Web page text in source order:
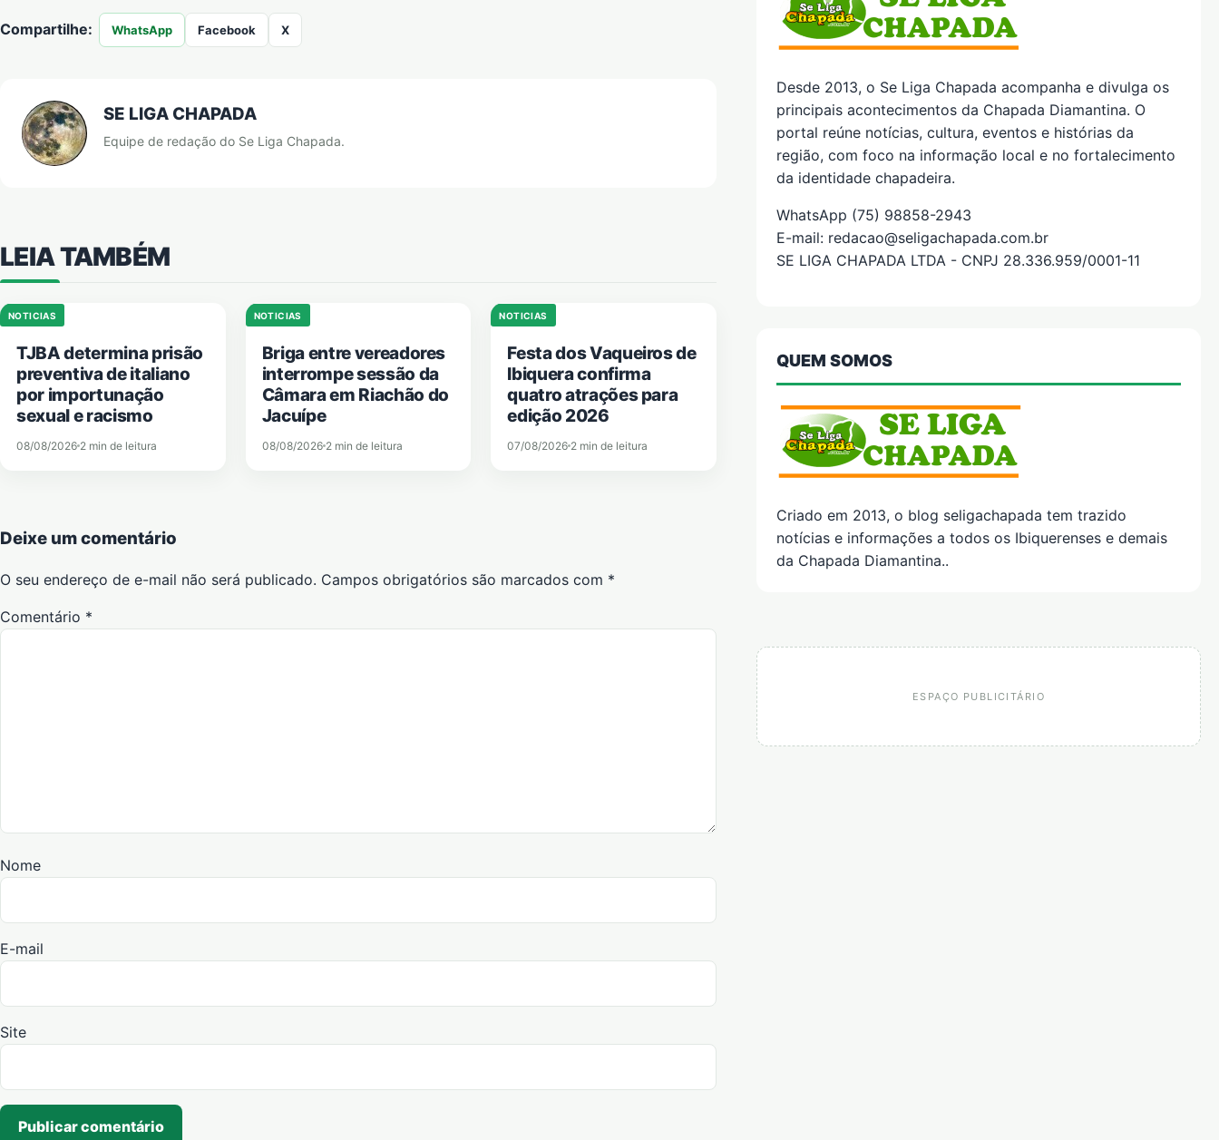
Compartilhe: WhatsApp Facebook X
SE LIGA CHAPADA
Equipe de redação do Se Liga Chapada.
LEIA TAMBÉM
NOTICIAS
TJBA determina prisão
preventiva de italiano
por importunação
sexual e racismo
08/08/2026 2 min de leitura
NOTICIAS
Briga entre vereadores
interrompe sessão da
Câmara em Riachão do
Jacuípe
08/08/2026 2 min de leitura
NOTICIAS
Festa dos Vaqueiros de
Ibiquera confirma
quatro atrações para
edição 2026
07/08/2026 2 min de leitura
Deixe um comentário
O seu endereço de e-mail não será publicado. Campos obrigatórios são marcados com *
Comentário *
Nome
E-mail
Site
Desde 2013, o Se Liga Chapada acompanha e divulga os
principais acontecimentos da Chapada Diamantina. O
portal reúne notícias, cultura, eventos e histórias da
região, com foco na informação local e no fortalecimento
da identidade chapadeira.
WhatsApp (75) 98858-2943
E-mail: redacao@seligachapada.com.br
SE LIGA CHAPADA LTDA - CNPJ 28.336.959/0001-11
QUEM SOMOS
Criado em 2013, o blog seligachapada tem trazido
notícias e informações a todos os Ibiquerenses e demais
da Chapada Diamantina..
ESPAÇO PUBLICITÁRIO